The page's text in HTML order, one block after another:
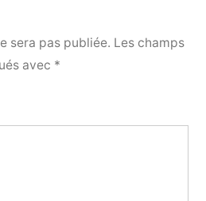
sera pas publiée. Les champs
avec *